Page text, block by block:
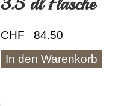
CHF
84.50
In den Warenkorb